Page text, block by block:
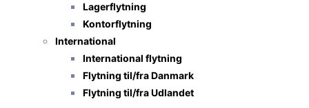
Lagerflytning
Kontorflytning
International
International flytning
Flytning til/fra Danmark
Flytning til/fra Udlandet